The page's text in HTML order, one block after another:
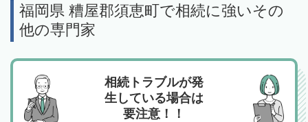
福岡県 糟屋郡須恵町で相続に強いその
他の専門家
相続トラブルが発
生している場合は
要注意！！